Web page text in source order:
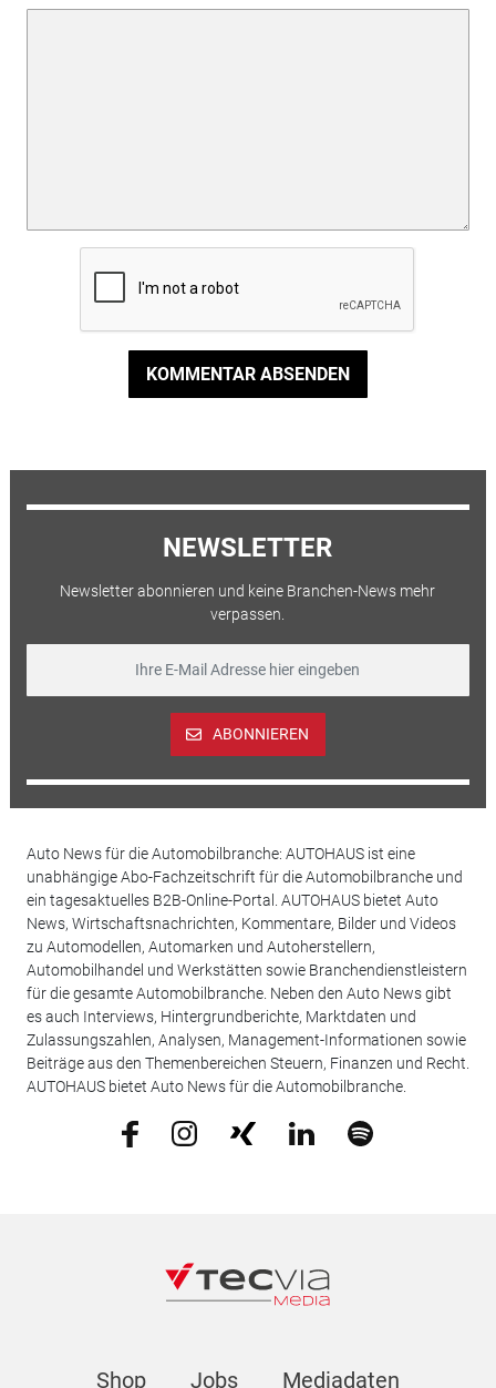
KOMMENTAR ABSENDEN
NEWSLETTER
Newsletter abonnieren und keine Branchen-News mehr
verpassen.
ABONNIEREN
Auto News für die Automobilbranche: AUTOHAUS ist eine
unabhängige Abo-Fachzeitschrift für die Automobilbranche und
ein tagesaktuelles B2B-Online-Portal. AUTOHAUS bietet Auto
News, Wirtschaftsnachrichten, Kommentare, Bilder und Videos
zu Automodellen, Automarken und Autoherstellern,
Automobilhandel und Werkstätten sowie Branchendienstleistern
für die gesamte Automobilbranche. Neben den Auto News gibt
es auch Interviews, Hintergrundberichte, Marktdaten und
Zulassungszahlen, Analysen, Management-Informationen sowie
Beiträge aus den Themenbereichen Steuern, Finanzen und Recht.
AUTOHAUS bietet Auto News für die Automobilbranche.
Shop Jobs Mediadaten